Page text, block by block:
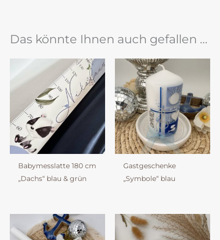
Das könnte Ihnen auch gefallen …
Babymesslatte 180 cm
„Dachs“ blau & grün
Gastgeschenke
„Symbole“ blau